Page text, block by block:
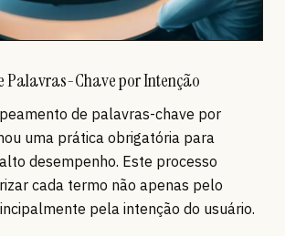
Palavras-Chave por Intenção
de palavras-chave por
uma prática obrigatória para
desempenho. Este processo
cada termo não apenas pelo
pela intenção do usuário.